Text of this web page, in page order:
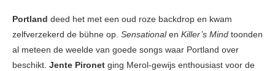
Portland deed het met een oud roze backdrop en kwam
zelfverzekerd de bühne op. Sensationalen Killer’s Mind toonden
al meteen de weelde van goede songs waar Portland over
beschikt. Jente Pironet ging Merol-gewijs enthousiast voor de